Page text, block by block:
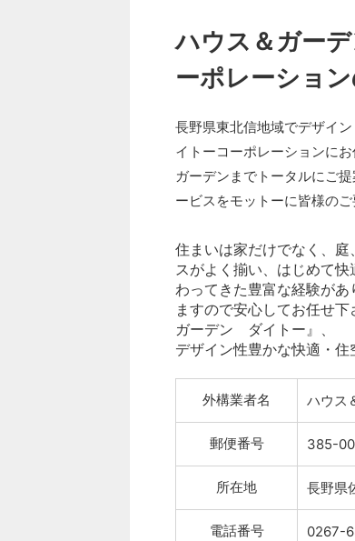
ハウス＆ガー
ーポレーション
長野県東北信地域でデザイ
イトーコーポレーションに
ガーデンまでトータルにご
ービスをモットーに皆様のご
住まいは家だけでなく、
スがよく揃い、はじめて
わってきた豊富な経験が
ますので安心してお任せ
ガーデン ダイトー』、
デザイン性豊かな快適・住
外構業者名 ハウス
郵便番号 385-
所在地 長野県
電話番号 0267-